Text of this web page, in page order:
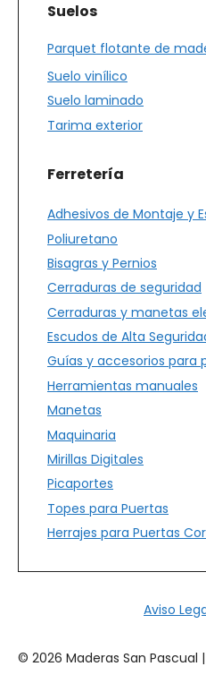
Suelos
Parquet flotante de
Suelo vinílico
Suelo laminado
Tarima exterior
Ferretería
Adhesivos de Montaje y
Poliuretano
Bisagras y Pernios
Cerraduras de seguridad
Cerraduras y manetas
Escudos de Alta
Guías y accesorios para
Herramientas manuales
Manetas
Maquinaria
Mirillas Digitales
Picaportes
Topes para Puertas
Herrajes para Puertas
© 2026 Maderas San Pascual
Aviso